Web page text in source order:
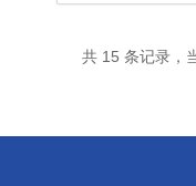
共 15 条记录